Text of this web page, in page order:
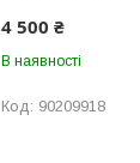
4 500 ₴
В наявності
90209918